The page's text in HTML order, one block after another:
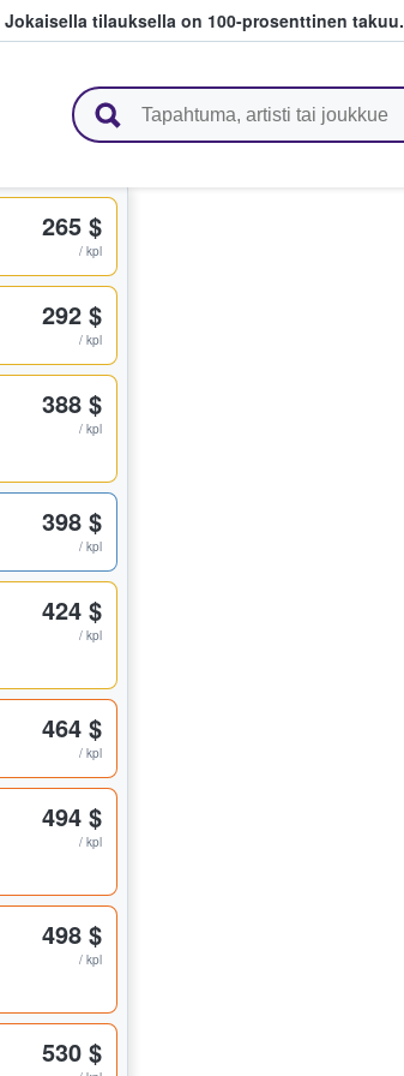
Jokaisella tilauksella on 100-prosenttinen takuu.
265 $
/ kpl
292 $
/ kpl
388 $
/ kpl
398 $
/ kpl
424 $
/ kpl
464 $
/ kpl
494 $
/ kpl
498 $
/ kpl
530 $